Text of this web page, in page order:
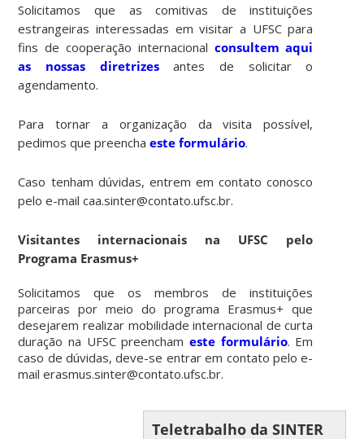
Solicitamos que as comitivas de instituições
estrangeiras interessadas em visitar a UFSC para
fins de cooperação internacional consultem aqui
as nossas diretrizesantes de solicitar o
agendamento.
Para tornar a organização da visita possível,
pedimos que preenchaeste formulário.
Caso tenham dúvidas, entrem em contato conosco
pelo e-mail caa.sinter@contato.ufsc.br.
Visitantes internacionais na UFSC pelo
Programa Erasmus+
Solicitamos que os membros de instituições
parceiras por meio do programa Erasmus+ que
desejarem realizar mobilidade internacional de curta
duração na UFSC preencham este formulário. Em
caso de dúvidas, deve-se entrar em contato pelo e-
mail erasmus.sinter@contato.ufsc.br.
Teletrabalho da SINTER